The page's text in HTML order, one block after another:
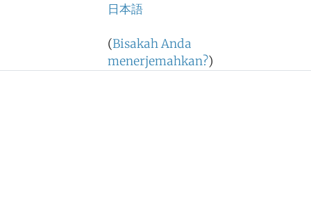
日本語
(Bisakah Anda
menerjemahkan?)